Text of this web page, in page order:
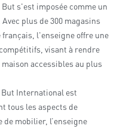
s'est imposée comme un
plus de 300 magasins
l'enseigne offre une
visant à rendre
maison accessibles au plus
International est
tous les aspects de
mobilier, l’enseigne